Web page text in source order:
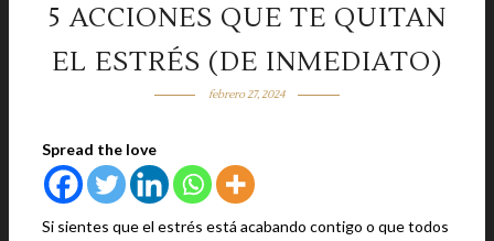
5 ACCIONES QUE TE QUITAN
EL ESTRÉS (DE INMEDIATO)
febrero 27, 2024
Spread the love
Si sientes que el estrés está acabando contigo o que todos